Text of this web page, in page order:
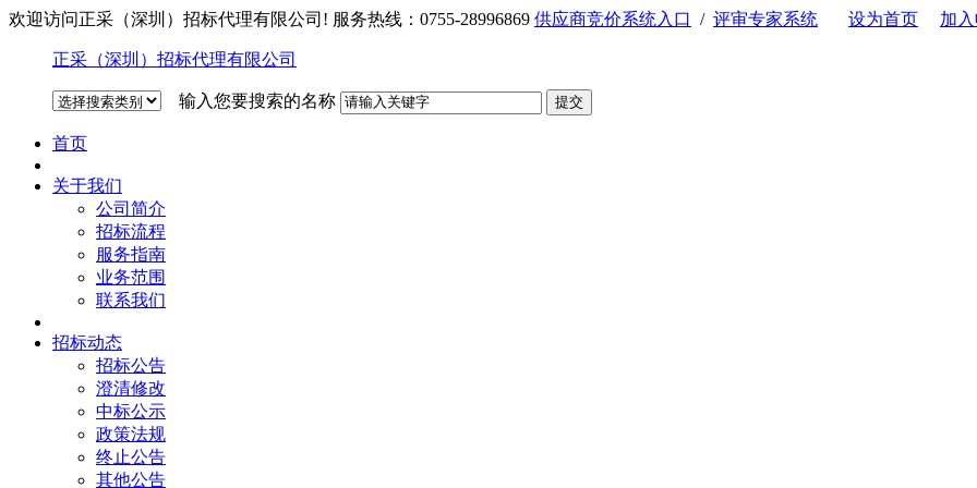
欢迎访问正采（深圳）招标代理有限公司! 服务热线：0755-28996869 供应商竞价系统入口 / 评审专家系统 设为首页 加
正采（深圳）招标代理有限公司
输入您要搜索的名称
首页
关于我们
公司简介
招标流程
服务指南
业务范围
联系我们
招标动态
招标公告
澄清修改
中标公示
政策法规
终止公告
其他公告